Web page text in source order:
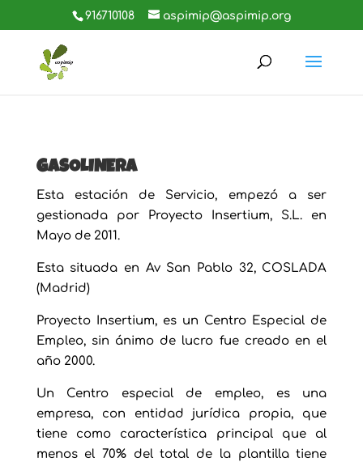
916710108 aspimip@aspimip.org
GASOLINERA
Esta estación de Servicio, empezó a ser
gestionada por Proyecto Insertium, S.L. en
Mayo de 2011.
Esta situada en Av San Pablo 32, COSLADA
(Madrid)
Proyecto Insertium, es un Centro Especial de
Empleo, sin ánimo de lucro fue creado en el
año 2000.
Un Centro especial de empleo, es una
empresa, con entidad jurídica propia, que
tiene como característica principal que al
menos el 70% del total de la plantilla tiene